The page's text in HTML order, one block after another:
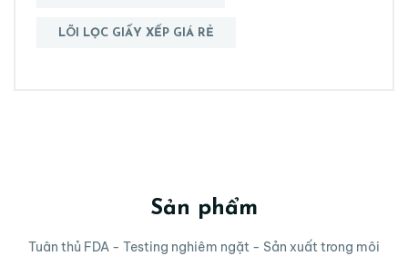
LÕI LỌC GIẤY XẾP GIÁ RẺ
Sản phẩm
Tuân thủ FDA - Testing nghiêm ngặt - Sản xuất trong môi